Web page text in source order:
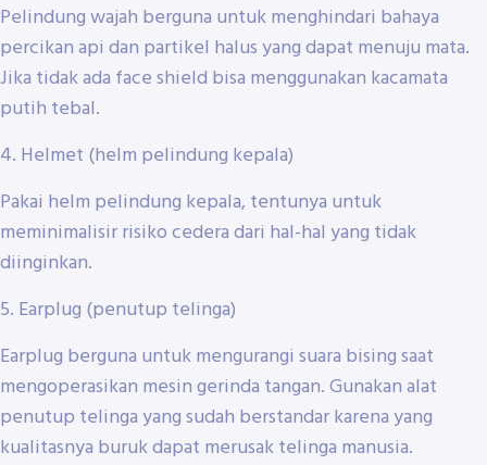
Pelindung wajah berguna untuk menghindari bahaya
percikan api dan partikel halus yang dapat menuju mata.
Jika tidak ada face shield bisa menggunakan kacamata
putih tebal.
4. Helmet (helm pelindung kepala)
Pakai helm pelindung kepala, tentunya untuk
meminimalisir risiko cedera dari hal-hal yang tidak
diinginkan.
5. Earplug (penutup telinga)
Earplug berguna untuk mengurangi suara bising saat
mengoperasikan mesin gerinda tangan. Gunakan alat
penutup telinga yang sudah berstandar karena yang
kualitasnya buruk dapat merusak telinga manusia.